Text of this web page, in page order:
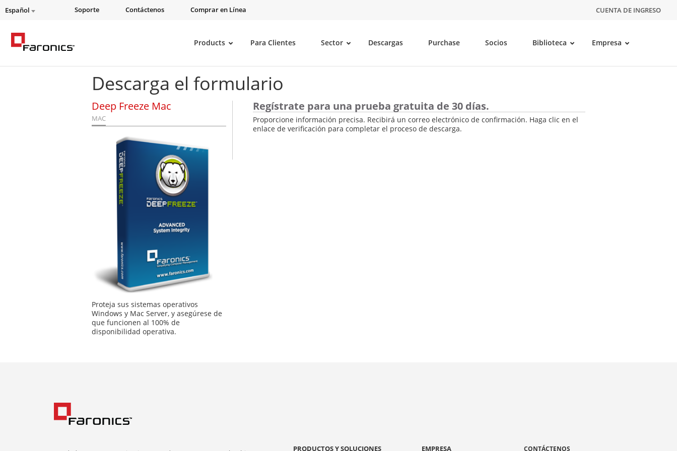
Español Soporte Contáctenos Comprar en Línea CUENTA DE INGRESO
Products Para Clientes Sector Descargas Purchase Socios Biblioteca Empresa
Descarga el formulario
Regístrate para una prueba gratuita de 30 días.
Proporcione información precisa. Recibirá un correo electrónico de confirmación. Haga clic en el
enlace de verificación para completar el proceso de descarga.
Deep Freeze Mac
MAC
Proteja sus sistemas operativos
Windows y Mac Server, y asegúrese de
que funcionen al 100% de
disponibilidad operativa.
PRODUCTOS Y SOLUCIONES EMPRESA CONTÁCTENOS